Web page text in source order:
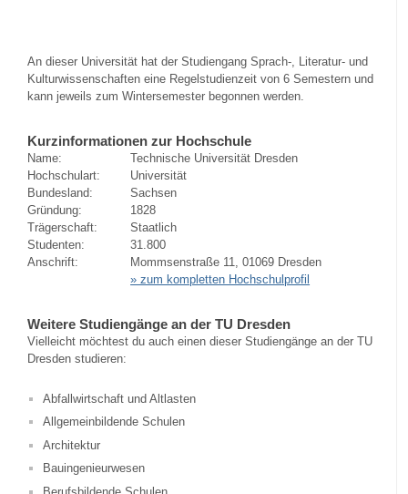
An dieser Universität hat der Studiengang Sprach-, Literatur- und
Kulturwissenschaften eine Regelstudienzeit von 6 Semestern und
kann jeweils zum Wintersemester begonnen werden.
Kurzinformationen zur Hochschule
Name:
Technische Universität Dresden
Hochschulart:
Universität
Bundesland:
Sachsen
Gründung:
1828
Trägerschaft:
Staatlich
Studenten:
31.800
Anschrift:
Mommsenstraße 11, 01069 Dresden
» zum kompletten Hochschulprofil
Weitere Studiengänge an der TU Dresden
Vielleicht möchtest du auch einen dieser Studiengänge an der TU
Dresden studieren:
Abfallwirtschaft und Altlasten
Allgemeinbildende Schulen
Architektur
Bauingenieurwesen